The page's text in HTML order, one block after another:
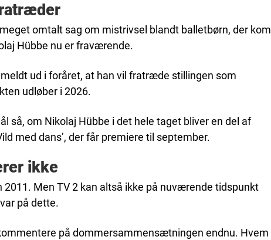
omtalt sag om mistrivsel blandt balletbørn, der kom
Hübbe nu er fraværende.
ud i foråret, at han vil fratræde stillingen som
udløber i 2026.
så, om Nikolaj Hübbe i det hele taget bliver en del af
med dans’, der får premiere til september.
ikke
2011. Men TV 2 kan altså ikke på nuværende tidspunkt
på dette.
på dommersammensætningen endnu. Hvem